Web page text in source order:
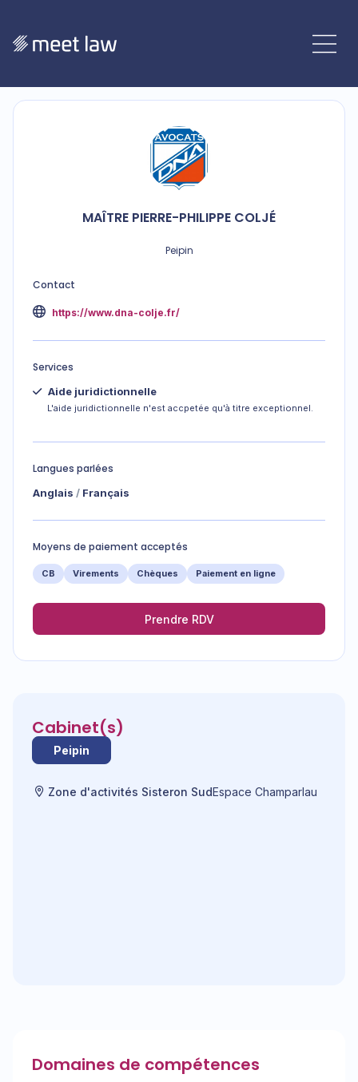
MAÎTRE PIERRE-PHILIPPE COLJÉ
Peipin
Contact
https://www.dna-colje.fr/
Services
Aide juridictionnelle
L'aide juridictionnelle n'est accpetée qu'à titre exceptionnel.
Langues parlées
Anglais Français
Moyens de paiement acceptés
CB Virements Chèques Paiement en ligne
Prendre RDV
Cabinet(s)
Peipin
Zone d'activités Sisteron SudEspace Champarlau
Domaines de compétences